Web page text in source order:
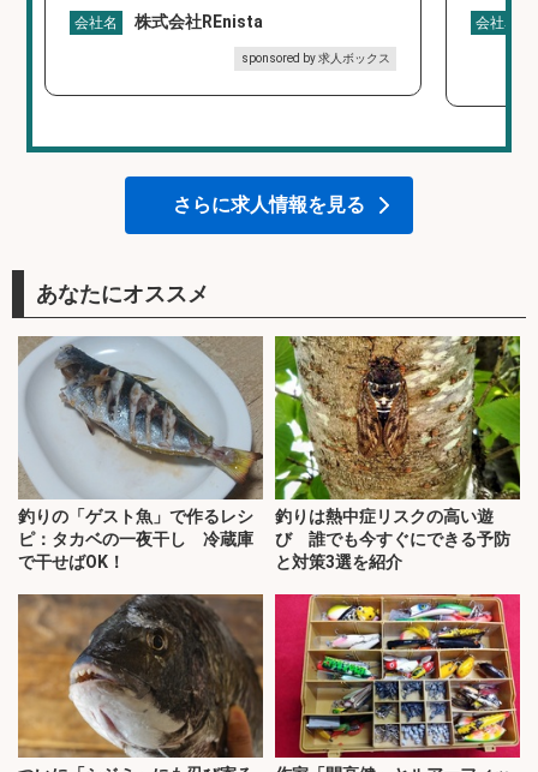
会社名 株式会社REnista
sponsored by 求人ボックス
会社名
さらに求人情報を見る
あなたにオススメ
釣りの「ゲスト魚」で作るレシ
ピ：タカベの一夜干し 冷蔵庫
で干せばOK！
釣りは熱中症リスクの高い遊
び 誰でも今すぐにできる予防
と対策3選を紹介